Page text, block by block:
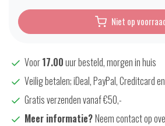
Niet op
Voor17.00uur besteld, morgen in huis
Veilig betalen; iDeal, PayPal, Creditcard
Gratis verzenden vanaf €50,-
Meer informatie?Neem contact op